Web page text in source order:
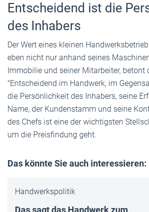
Entscheidend ist die
des Inhabers
Der Wert eines kleinen
eben nicht nur anhand seines
Immobilie und seiner Mitarbeiter, betont
"Entscheidend im Handwerk, im
die Persönlichkeit des Inhabers, seine
Name, der Kundenstamm und seine
des Chefs ist eine der wichtigsten
um die Preisfindung geht.
Das könnte Sie auch interessieren:
Handwerkspolitik
Das sagt das Handwerk zum